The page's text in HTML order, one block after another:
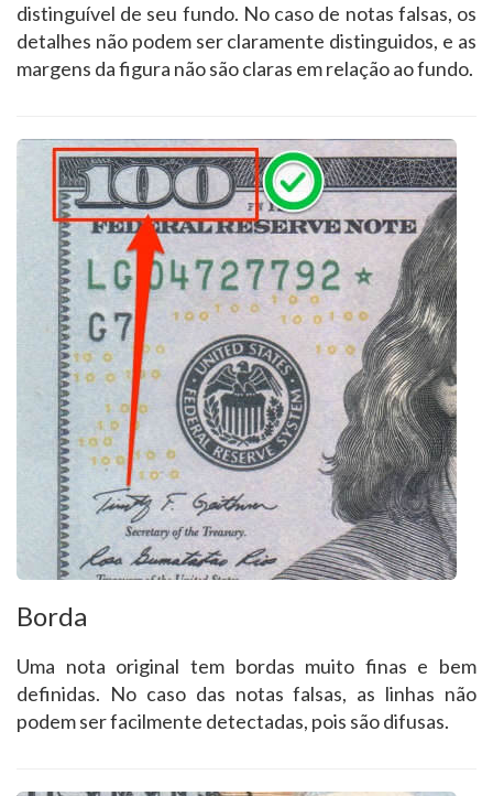
distinguível de seu fundo. No caso de notas falsas, os
detalhes não podem ser claramente distinguidos, e as
margens da figura não são claras em relação ao fundo.
Borda
Uma nota original tem bordas muito finas e bem
definidas. No caso das notas falsas, as linhas não
podem ser facilmente detectadas, pois são difusas.